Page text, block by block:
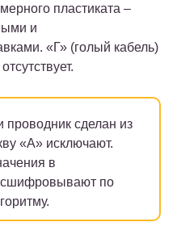
пластиката –
и
«Г» (голый кабель)
проводник сделан из
«А» исключают.
в
по